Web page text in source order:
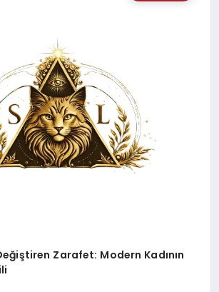
Zarafet: Modern Kadının